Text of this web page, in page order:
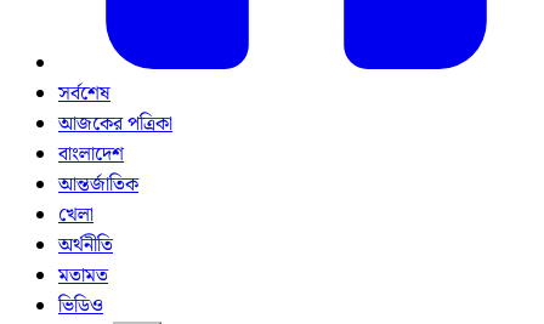
সর্বশেষ
আজকের পত্রিকা
বাংলাদেশ
আন্তর্জাতিক
খেলা
অর্থনীতি
মতামত
ভিডিও